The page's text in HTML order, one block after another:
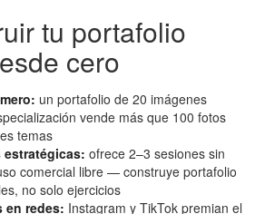
tu portafolio
cero
un portafolio de 20 imágenes
vende más que 100 fotos
temas
ofrece 2–3 sesiones sin
comercial libre — construye portafolio
no solo ejercicios
en redes: Instagram y TikTok premian el